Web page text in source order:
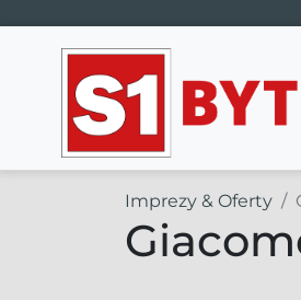
Main Navigation
Imprezy & Oferty